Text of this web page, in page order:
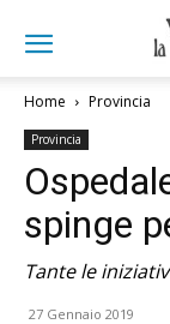
Home Provincia
Provincia
spinge
Tante le
27 Gennaio 2019